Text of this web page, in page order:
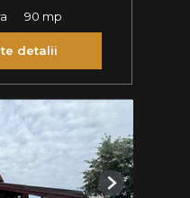
90 mp
detalii
Next